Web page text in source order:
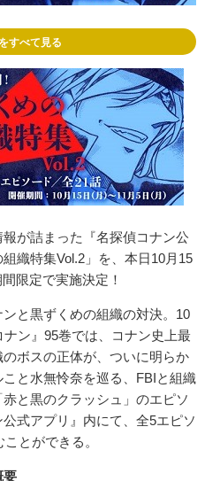
すべて見る
が詰まった『名探偵コナン公
織特集Vol.2」を、本日10月15
限定で実施決定！
と黒ずくめの組織の対決。10
ン』95巻では、コナン史上最
ボスの正体が、ついに明らか
と水無怜奈を巡る、FBIと組織
と黒のクラッシュ」のエピソ
式アプリ』内にて、全5エピソ
とができる。
要